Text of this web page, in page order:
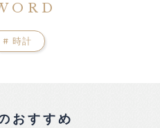
# 時計
おすすめ